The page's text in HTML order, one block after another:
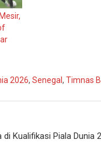
2026, Senegal, Timnas
di Kualifikasi Piala Dunia